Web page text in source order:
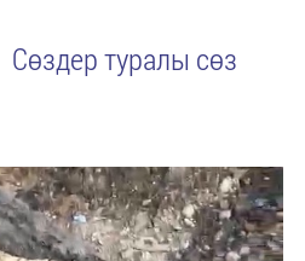
Сөздер туралы сөз